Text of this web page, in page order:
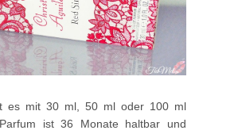
es mit 30 ml, 50 ml oder 100 ml
ist 36 Monate haltbar und